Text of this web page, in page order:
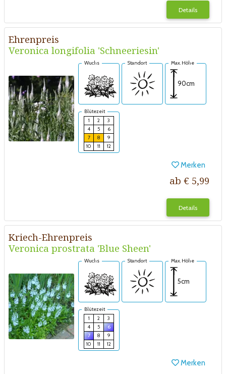
Details
Ehrenpreis
Veronica longifolia 'Schneeriesin'
Wuchs Standort Max. Höhe
90cm
Blütezeit
1
2
3
4
5
6
7
8
9
10
11 12
Merken
ab € 5,99
Details
Kriech-Ehrenpreis
Veronica prostrata 'Blue Sheen'
Wuchs Standort Max. Höhe
5cm
Blütezeit
1
2
3
4
5
6
7
8
9
10
11 12
Merken